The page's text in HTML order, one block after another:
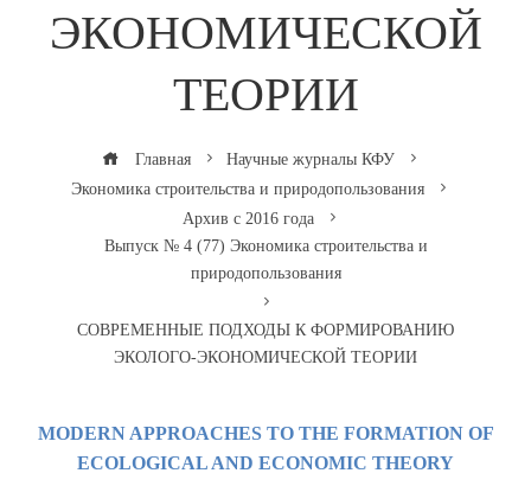
ЭКОНОМИЧЕСКОЙ
ТЕОРИИ
Главная
Научные журналы КФУ
Экономика строительства и природопользования
Архив с 2016 года
Выпуск № 4 (77) Экономика строительства и
природопользования
СОВРЕМЕННЫЕ ПОДХОДЫ К ФОРМИРОВАНИЮ
ЭКОЛОГО-ЭКОНОМИЧЕСКОЙ ТЕОРИИ
MODERN APPROACHES TO THE FORMATION OF
ECOLOGICAL AND ECONOMIC THEORY